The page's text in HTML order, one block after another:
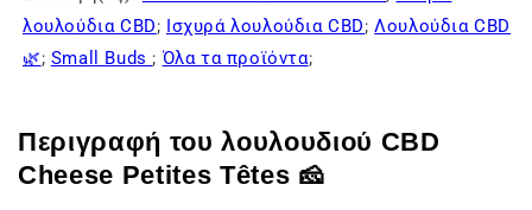
λουλούδια CBD; Ισχυρά λουλούδια CBD;Λουλούδια CBD
🌿; Small Buds ; Όλα τα προϊόντα;
Περιγραφή του λουλουδιού CBD
Cheese Petites Têtes 🧀